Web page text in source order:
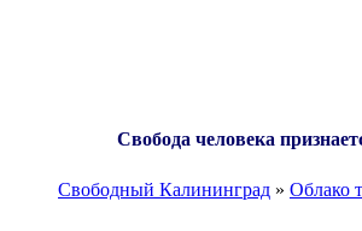
Свобода человека
Свободный Калининград » Облако